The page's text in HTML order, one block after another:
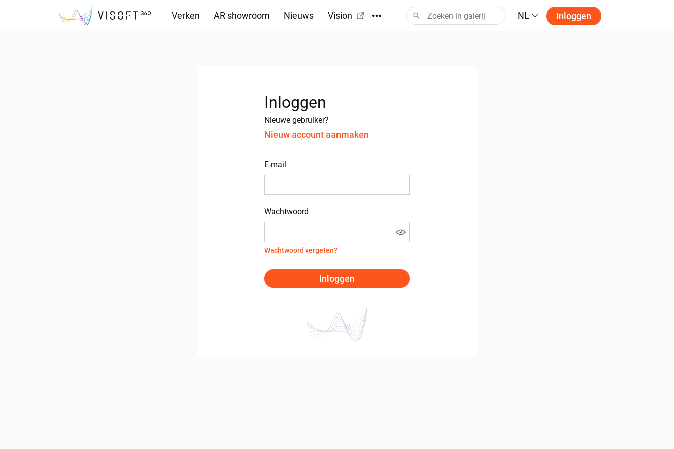
Verken AR showroom Nieuws Vision NL Inloggen
Inloggen
Nieuwe gebruiker?
Nieuw account aanmaken
E-mail
Wachtwoord
Wachtwoord vergeten?
Inloggen